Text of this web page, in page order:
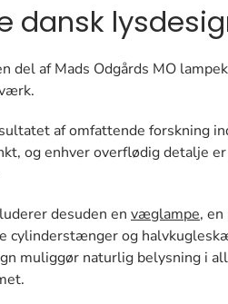
dansk
del af Mads Odgårds MO
af omfattende forskning
og enhver overflødig detalje
desuden en væglampe, en
cylinderstænger og
muliggør naturlig belysning i